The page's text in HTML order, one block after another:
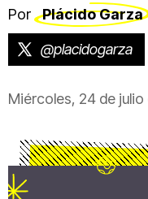
Por Plácido Garza
@placidogarza
Miércoles, 24 de julio